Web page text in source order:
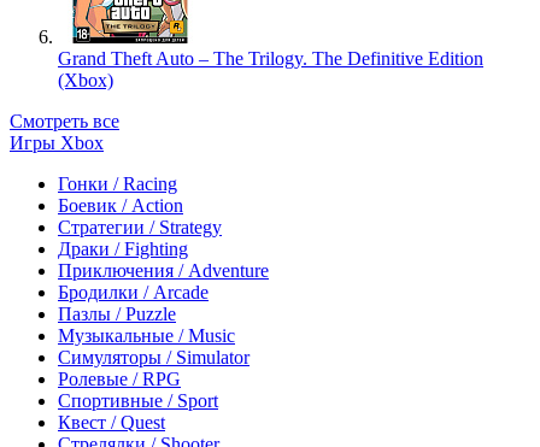
Grand Theft Auto – The Trilogy. The Definitive Edition
(Xbox)
Смотреть все
Игры Xbox
Гонки / Racing
Боевик / Action
Стратегии / Strategy
Драки / Fighting
Приключения / Adventure
Бродилки / Arcade
Пазлы / Puzzle
Музыкальные / Music
Симуляторы / Simulator
Ролевые / RPG
Спортивные / Sport
Квест / Quest